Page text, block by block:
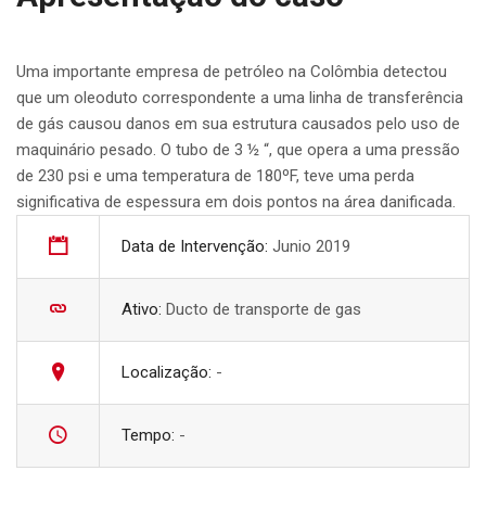
Uma importante empresa de petróleo na Colômbia detectou
que um oleoduto correspondente a uma linha de transferência
de gás causou danos em sua estrutura causados ​​pelo uso de
maquinário pesado. O tubo de 3 ½ “, que opera a uma pressão
de 230 psi e uma temperatura de 180ºF, teve uma perda
significativa de espessura em dois pontos na área danificada.
Data de Intervenção: Junio 2019
Ativo: Ducto de transporte de gas
Localização: -
Tempo: -